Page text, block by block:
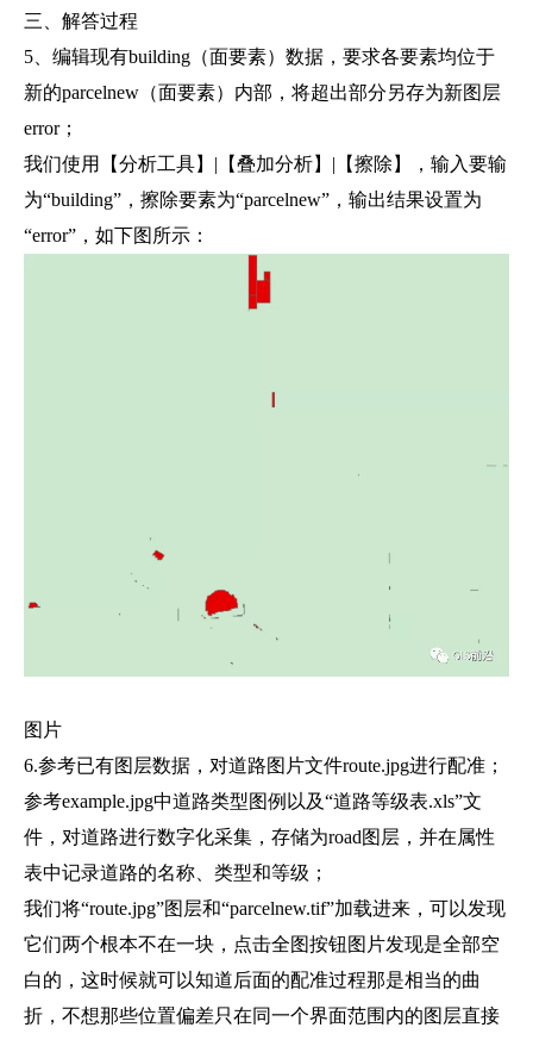
三、解答过程
5、编辑现有building（面要素）数据，要求各要素均位于
新的parcelnew（面要素）内部，将超出部分另存为新图层
error；
我们使用【分析工具】|【叠加分析】|【擦除】，输入要输
为“building”，擦除要素为“parcelnew”，输出结果设置为
“error”，如下图所示：
图片
6.参考已有图层数据，对道路图片文件route.jpg进行配准；
参考example.jpg中道路类型图例以及“道路等级表.xls”文
件，对道路进行数字化采集，存储为road图层，并在属性
表中记录道路的名称、类型和等级；
我们将“route.jpg”图层和“parcelnew.tif”加载进来，可以发现
它们两个根本不在一块，点击全图按钮图片发现是全部空
白的，这时候就可以知道后面的配准过程那是相当的曲
折，不想那些位置偏差只在同一个界面范围内的图层直接